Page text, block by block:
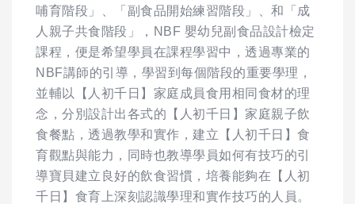
哺育階段」、「副食品開始練習階段」、和「成
人親子共食階段」，NBF 嬰幼兒副食品設計檢定
課程，便是希望學員在課程學習中，透過專業的
NBF講師的引導，學習到每個階段的重要學理，
並輔以【人初千日】家庭成員食用相同食材的理
念，分別設計出各式的【人初千日】家庭親子飲
食餐點，透過教學和實作，建立【人初千日】食
育觀點與能力，同時也教導學員如何有技巧的引
導寶貝建立良好的飲食習慣，培養能夠在【人初
千日】食育上深刻認識學理和實作技巧的人員。